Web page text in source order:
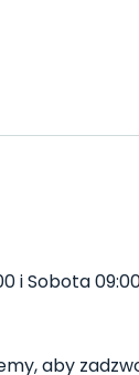
i Sobota
aby